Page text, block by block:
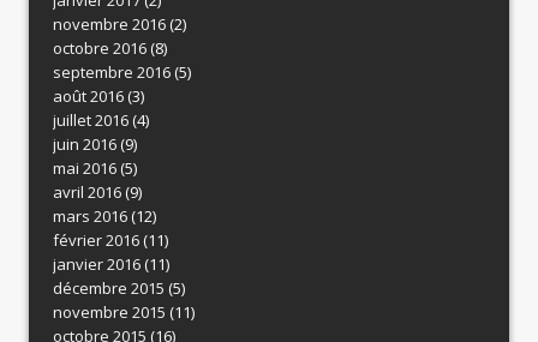
novembre 2016(2)
octobre 2016(8)
septembre 2016(5)
août 2016(3)
juillet 2016(4)
juin 2016(9)
mai 2016(5)
avril 2016(9)
mars 2016(12)
février 2016(11)
janvier 2016(11)
décembre 2015 (5)
novembre 2015 (11)
octobre 2015 (16)